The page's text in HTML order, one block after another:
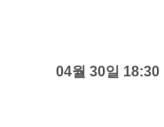
04월 30일